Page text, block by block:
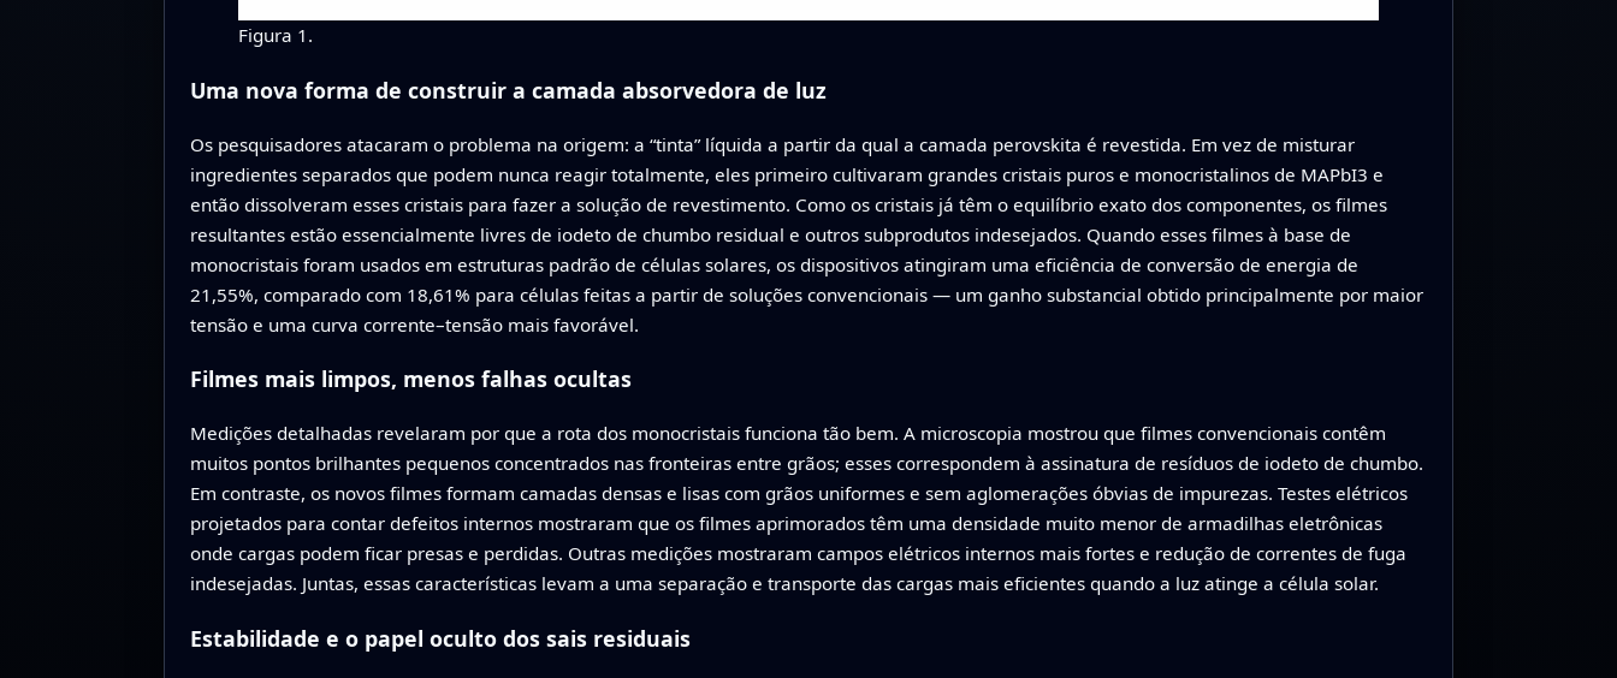
Figura 1.
Uma nova forma de construir a camada absorvedora de luz
Os pesquisadores atacaram o problema na origem: a “tinta” líquida a partir da qual a camada perovskita é revestida. Em vez de misturar
ingredientes separados que podem nunca reagir totalmente, eles primeiro cultivaram grandes cristais puros e monocristalinos de MAPbI3 e
então dissolveram esses cristais para fazer a solução de revestimento. Como os cristais já têm o equilíbrio exato dos componentes, os filmes
resultantes estão essencialmente livres de iodeto de chumbo residual e outros subprodutos indesejados. Quando esses filmes à base de
monocristais foram usados em estruturas padrão de células solares, os dispositivos atingiram uma eficiência de conversão de energia de
21,55%, comparado com 18,61% para células feitas a partir de soluções convencionais — um ganho substancial obtido principalmente por maior
tensão e uma curva corrente–tensão mais favorável.
Filmes mais limpos, menos falhas ocultas
Medições detalhadas revelaram por que a rota dos monocristais funciona tão bem. A microscopia mostrou que filmes convencionais contêm
muitos pontos brilhantes pequenos concentrados nas fronteiras entre grãos; esses correspondem à assinatura de resíduos de iodeto de chumbo.
Em contraste, os novos filmes formam camadas densas e lisas com grãos uniformes e sem aglomerações óbvias de impurezas. Testes elétricos
projetados para contar defeitos internos mostraram que os filmes aprimorados têm uma densidade muito menor de armadilhas eletrônicas
onde cargas podem ficar presas e perdidas. Outras medições mostraram campos elétricos internos mais fortes e redução de correntes de fuga
indesejadas. Juntas, essas características levam a uma separação e transporte das cargas mais eficientes quando a luz atinge a célula solar.
Estabilidade e o papel oculto dos sais residuais